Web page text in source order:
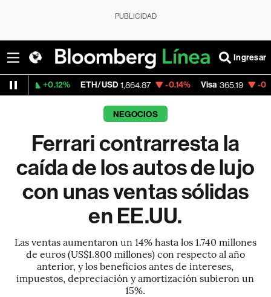
PUBLICIDAD
Ingresar
ETH/USD 1,864.87 -0.14% Visa 365.19 -0.13%
NEGOCIOS
Ferrari contrarresta la
caída de los autos de lujo
con unas ventas sólidas
en EE.UU.
Las ventas aumentaron un 14% hasta los 1.740 millones
de euros (US$1.800 millones) con respecto al año
anterior, y los beneficios antes de intereses,
impuestos, depreciación y amortización subieron un
15%.